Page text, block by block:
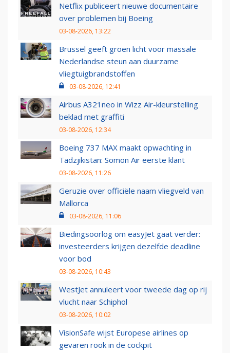
Netflix publiceert nieuwe documentaire
over problemen bij Boeing
03-08-2026, 13:22
Brussel geeft groen licht voor massale
Nederlandse steun aan duurzame
vliegtuigbrandstoffen
03-08-2026, 12:41
Airbus A321neo in Wizz Air-kleurstelling
beklad met graffiti
03-08-2026, 12:34
Boeing 737 MAX maakt opwachting in
Tadzjikistan: Somon Air eerste klant
03-08-2026, 11:26
Geruzie over officiële naam vliegveld van
Mallorca
03-08-2026, 11:06
Biedingsoorlog om easyJet gaat verder:
investeerders krijgen dezelfde deadline
voor bod
03-08-2026, 10:43
WestJet annuleert voor tweede dag op rij
vlucht naar Schiphol
03-08-2026, 10:02
VisionSafe wijst Europese airlines op
gevaren rook in de cockpit